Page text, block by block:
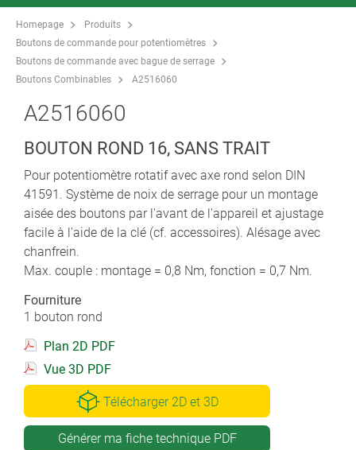
Homepage
Produits
Boutons de commande pour potentiomètres
Boutons de commande avec bague de serrage
Boutons Combinables
A2516060
A2516060
BOUTON ROND 16, SANS TRAIT
Pour potentiomètre rotatif avec axe rond selon DIN
41591. Système de noix de serrage pour un montage
aisée des boutons par l'avant de l'appareil et ajustage
facile à l'aide de la clé (cf. accessoires). Alésage avec
chanfrein.
Max. couple : montage = 0,8 Nm, fonction = 0,7 Nm.
Fourniture
1 bouton rond
Plan 2D PDF
Vue 3D PDF
Télécharger 2D et 3D
Générer ma fiche technique PDF